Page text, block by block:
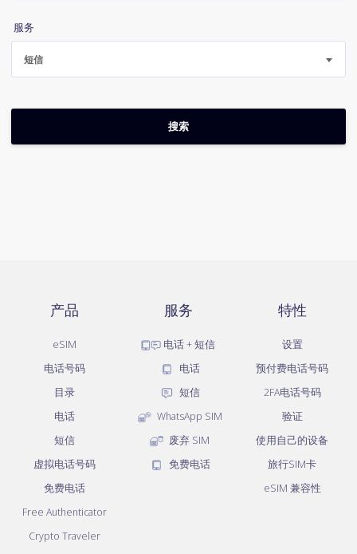
服务
短信
产品
eSIM
电话号码
目录
电话
短信
虚拟电话号码
免费电话
Free Authenticator
Crypto Traveler
服务
电话 + 短信
电话
短信
WhatsApp SIM
废弃 SIM
免费电话
特性
设置
预付费电话号码
2FA电话号码
验证
使用自己的设备
旅行SIM卡
eSIM 兼容性